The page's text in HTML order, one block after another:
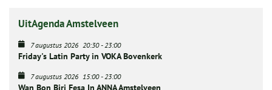
UitAgenda Amstelveen
7 augustus 2026 20:30-23:00
Friday's Latin Party in VOKA Bovenkerk
7 augustus 2026 15:00-23:00
Wan Bon Biri Fesa In ANNA Amstelveen